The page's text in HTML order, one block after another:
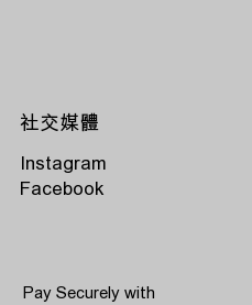
Instagram
Facebook
社交媒體
Pay Securely with